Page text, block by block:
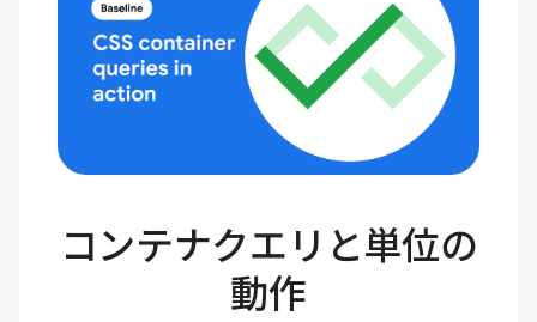
コンテナクエリと単位の
動作